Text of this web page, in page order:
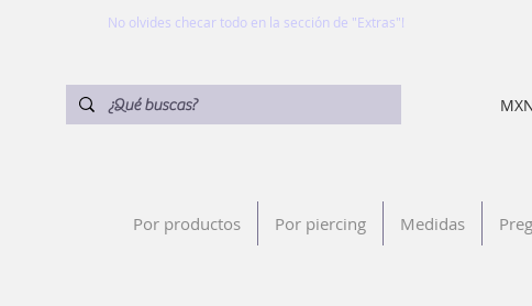
No olvides checar todo en la sección de "Extras"!
Por productos Por piercing Medidas